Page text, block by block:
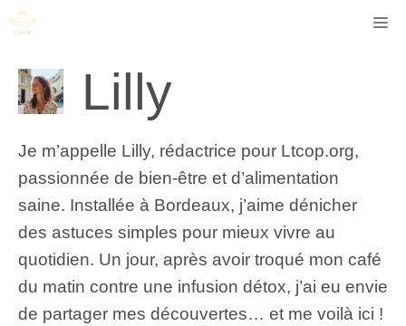
Aller
au
contenu
Lilly
Je m’appelle Lilly, rédactrice pour Ltcop.org,
passionnée de bien-être et d’alimentation
saine. Installée à Bordeaux, j’aime dénicher
des astuces simples pour mieux vivre au
quotidien. Un jour, après avoir troqué mon café
du matin contre une infusion détox, j’ai eu envie
de partager mes découvertes… et me voilà ici !